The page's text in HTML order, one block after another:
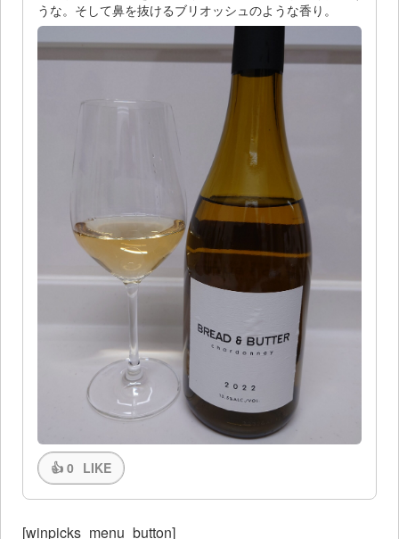
うな。そして鼻を抜けるブリオッシュのような香り。
👍 0 LIKE
[winpicks_menu_button]